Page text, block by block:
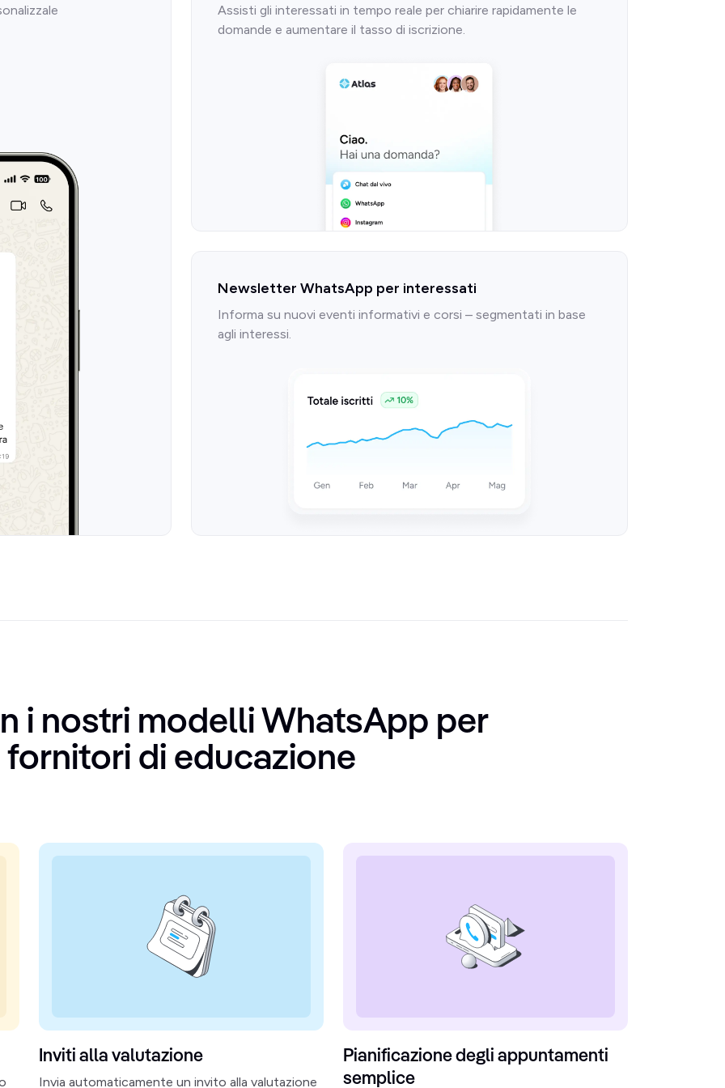
Assisti gli interessati in tempo reale per chiarire rapidamente le
domande e aumentare il tasso di iscrizione.
Newsletter WhatsApp per interessati
Informa su nuovi eventi informativi e corsi – segmentati in base
agli interessi.
i nostri modelli WhatsApp per
fornitori di educazione
Inviti alla valutazione
Invia automaticamente un invito alla valutazione
Pianificazione degli appuntamenti
semplice